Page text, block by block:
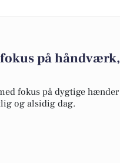
på håndværk,
fokus på dygtige hænder
og alsidig dag.